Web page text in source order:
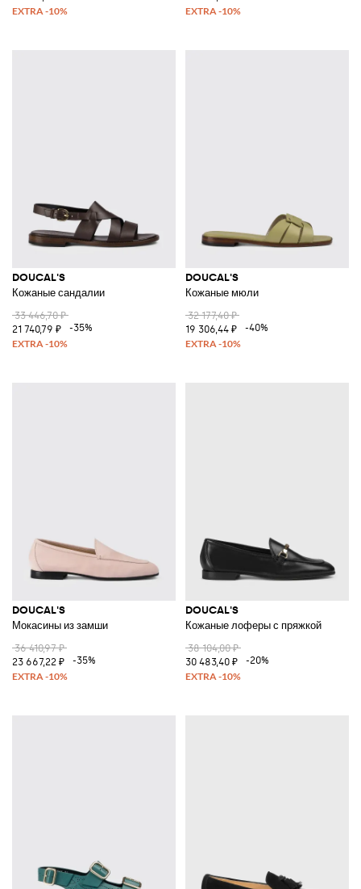
DOUCAL'S
Кожаные сандалии
33 446,70 ₽
21 740,79 ₽
-35%
DOUCAL'S
Кожаные мюли
32 177,40 ₽
19 306,44 ₽
-40%
DOUCAL'S
Мокасины из замши
36 410,97 ₽
23 667,22 ₽
-35%
DOUCAL'S
Кожаные лоферы с пряжкой
38 104,00 ₽
30 483,40 ₽
-20%